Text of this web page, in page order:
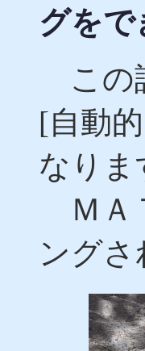
グを
この
[自動
なりま
ＭＡ
ングさ